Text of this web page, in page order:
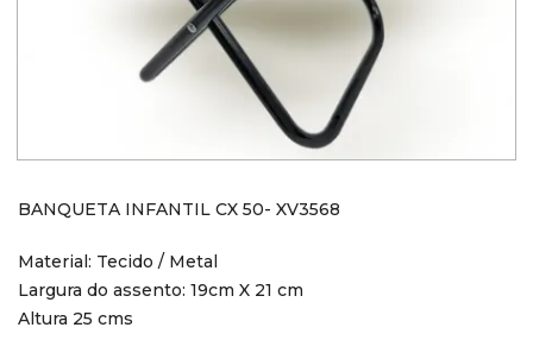
BANQUETA INFANTIL CX 50- XV3568
Material: Tecido / Metal
Largura do assento: 19cm X 21 cm
Altura 25 cms